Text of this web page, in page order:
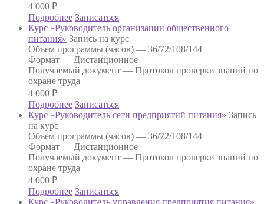
4 000 ₽
Подробнее Записаться
Курс «Руководитель организации общественного
питания» Запись на курс
Объем программы (часов) — 36/72/108/144
Формат — Дистанционное
Получаемый документ — Протокол проверки знаний по
охране труда
4 000 ₽
Подробнее Записаться
Курс «Руководитель сети предприятий питания» Запись
на курс
Объем программы (часов) — 36/72/108/144
Формат — Дистанционное
Получаемый документ — Протокол проверки знаний по
охране труда
4 000 ₽
Подробнее Записаться
Курс «Руководитель управления предприятия питания»